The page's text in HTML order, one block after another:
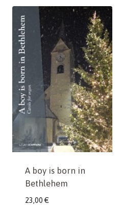
A boy is born in
Bethlehem
23,00 €